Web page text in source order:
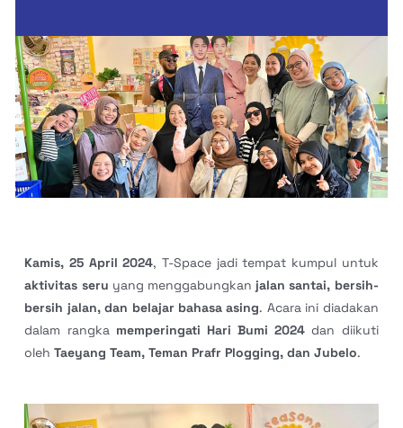
Kamis, 25 April 2024, T-Space jadi tempat kumpul untuk
aktivitas seru yang menggabungkanjalan santai, bersih-
bersih jalan, dan belajar bahasa asing. Acara ini diadakan
dalam rangka memperingati Hari Bumi 2024 dan diikuti
olehTaeyang Team, Teman Prafr Plogging, dan Jubelo.